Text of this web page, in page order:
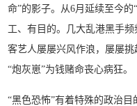
命”的影子。从6月延续至今
工、有目的。几大乱港黑手
客艺人屡屡兴风作浪，屡屡挑
“炮灰崽”为钱赌命丧心病狂。
“黑色恐怖”有着特殊的政治